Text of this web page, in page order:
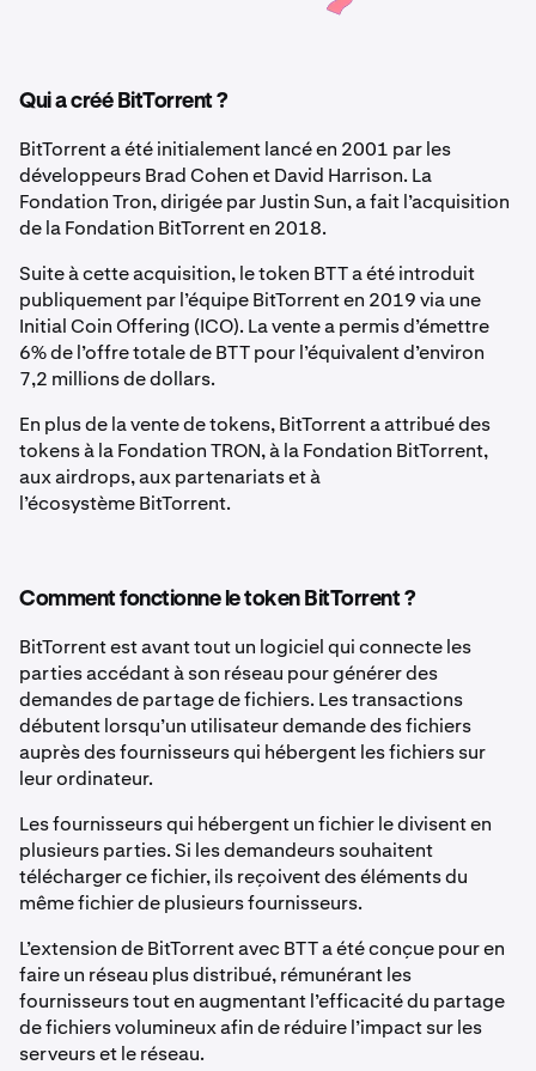
Qui a créé BitTorrent ?
BitTorrent a été initialement lancé en 2001 par les
développeurs Brad Cohen et David Harrison. La
Fondation Tron, dirigée par Justin Sun, a fait l’acquisition
de la Fondation BitTorrent en 2018.
Suite à cette acquisition, le token BTT a été introduit
publiquement par l’équipe BitTorrent en 2019 via une
Initial Coin Offering (ICO). La vente a permis d’émettre
6% de l’offre totale de BTT pour l’équivalent d’environ
7,2 millions de dollars.
En plus de la vente de tokens, BitTorrent a attribué des
tokens à la Fondation TRON, à la Fondation BitTorrent,
aux airdrops, aux partenariats et à
l’écosystème BitTorrent.
Comment fonctionne le token BitTorrent ?
BitTorrent est avant tout un logiciel qui connecte les
parties accédant à son réseau pour générer des
demandes de partage de fichiers. Les transactions
débutent lorsqu’un utilisateur demande des fichiers
auprès des fournisseurs qui hébergent les fichiers sur
leur ordinateur.
Les fournisseurs qui hébergent un fichier le divisent en
plusieurs parties. Si les demandeurs souhaitent
télécharger ce fichier, ils reçoivent des éléments du
même fichier de plusieurs fournisseurs.
L’extension de BitTorrent avec BTT a été conçue pour en
faire un réseau plus distribué, rémunérant les
fournisseurs tout en augmentant l’efficacité du partage
de fichiers volumineux afin de réduire l’impact sur les
serveurs et le réseau.